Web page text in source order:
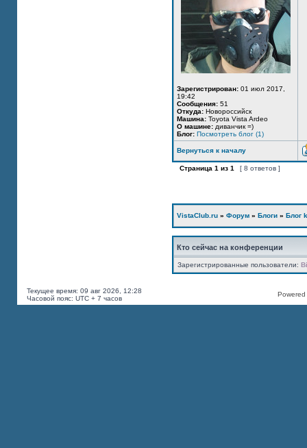
Зарегистрирован: 01 июл 2017,
19:42
Сообщения: 51
Откуда: Новороссийск
Машина: Toyota Vista Ardeo
О машине: диванчик =)
Блог: Посмотреть блог (1)
Вернуться к началу
Страница 1 из 1 [ 8 ответов ]
VistaClub.ru » Форум » Блоги » Блог
Кто сейчас на конференции
Зарегистрированные пользователи:
Текущее время: 09 авг 2026, 12:28
Часовой пояс: UTC + 7 часов